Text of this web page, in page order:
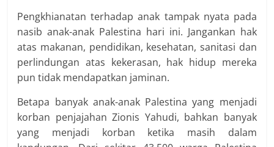
Pengkhianatan terhadap anak tampak nyata pada
nasib anak-anak Palestina hari ini. Jangankan hak
atas makanan, pendidikan, kesehatan, sanitasi dan
perlindungan atas kekerasan, hak hidup mereka
pun tidak mendapatkan jaminan.
Betapa banyak anak-anak Palestina yang menjadi
korban penjajahan Zionis Yahudi, bahkan banyak
yang menjadi korban ketika masih dalam